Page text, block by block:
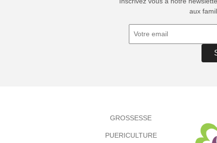
aux
GROSSESSE
PUERICULTURE